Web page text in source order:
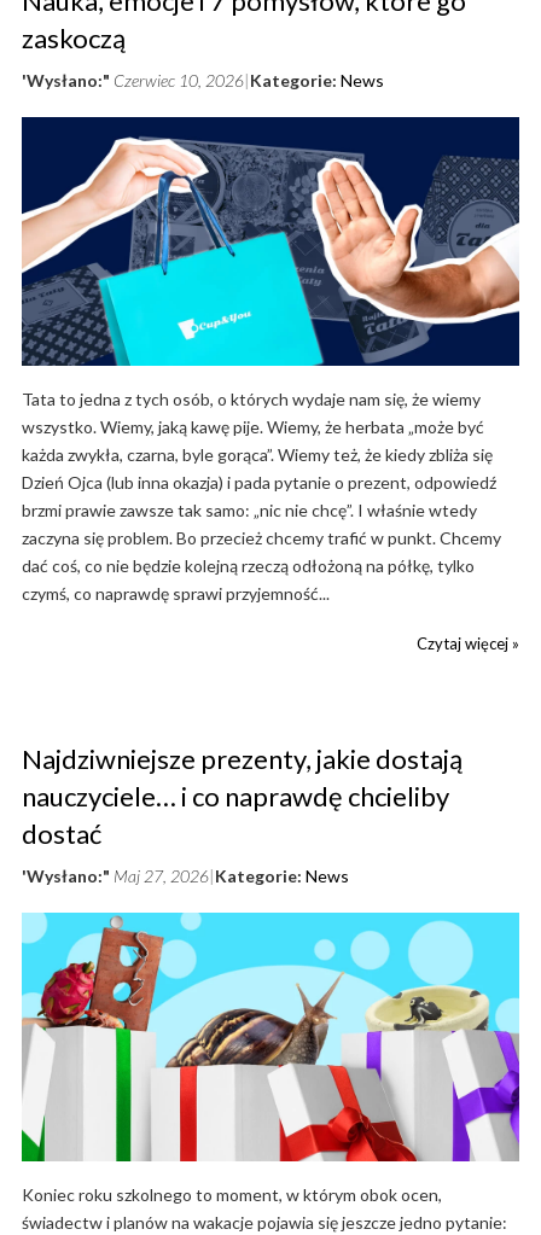
zaskoczą
'Wysłano:" Czerwiec 10, 2026 Kategorie: News
Tata to jedna z tych osób, o których wydaje nam się, że wiemy
wszystko. Wiemy, jaką kawę pije. Wiemy, że herbata „może być
każda zwykła, czarna, byle gorąca”. Wiemy też, że kiedy zbliża się
Dzień Ojca (lub inna okazja) i pada pytanie o prezent, odpowiedź
brzmi prawie zawsze tak samo: „nic nie chcę”. I właśnie wtedy
zaczyna się problem. Bo przecież chcemy trafić w punkt. Chcemy
dać coś, co nie będzie kolejną rzeczą odłożoną na półkę, tylko
czymś, co naprawdę sprawi przyjemność...
Czytaj więcej »
Najdziwniejsze prezenty, jakie dostają
nauczyciele… i co naprawdę chcieliby
dostać
'Wysłano:" Maj 27, 2026 Kategorie: News
Koniec roku szkolnego to moment, w którym obok ocen,
świadectw i planów na wakacje pojawia się jeszcze jedno pytanie: